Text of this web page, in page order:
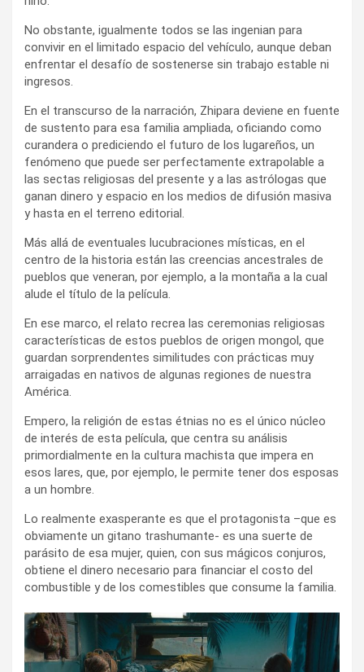
No obstante, igualmente todos se las ingenian para
convivir en el limitado espacio del vehículo, aunque deban
enfrentar el desafío de sostenerse sin trabajo estable ni
ingresos.
En el transcurso de la narración, Zhipara deviene en fuente
de sustento para esa familia ampliada, oficiando como
curandera o prediciendo el futuro de los lugareños, un
fenómeno que puede ser perfectamente extrapolable a
las sectas religiosas del presente y a las astrólogas que
ganan dinero y espacio en los medios de difusión masiva
y hasta en el terreno editorial.
Más allá de eventuales lucubraciones místicas, en el
centro de la historia están las creencias ancestrales de
pueblos que veneran, por ejemplo, a la montaña a la cual
alude el título de la película.
En ese marco, el relato recrea las ceremonias religiosas
características de estos pueblos de origen mongol, que
guardan sorprendentes similitudes con prácticas muy
arraigadas en nativos de algunas regiones de nuestra
América.
Empero, la religión de estas étnias no es el único núcleo
de interés de esta película, que centra su análisis
primordialmente en la cultura machista que impera en
esos lares, que, por ejemplo, le permite tener dos esposas
a un hombre.
Lo realmente exasperante es que el protagonista –que es
obviamente un gitano trashumante- es una suerte de
parásito de esa mujer, quien, con sus mágicos conjuros,
obtiene el dinero necesario para financiar el costo del
combustible y de los comestibles que consume la familia.